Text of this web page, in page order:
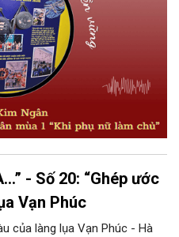
- Số 20: “Ghép ước
Vạn Phúc
của làng lụa Vạn Phúc - Hà